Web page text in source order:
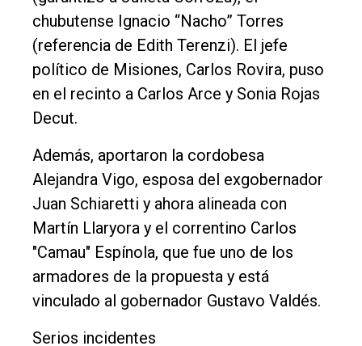
chubutense Ignacio “Nacho” Torres
(referencia de Edith Terenzi). El jefe
político de Misiones, Carlos Rovira, puso
en el recinto a Carlos Arce y Sonia Rojas
Decut.
Además, aportaron la cordobesa
Alejandra Vigo, esposa del exgobernador
Juan Schiaretti y ahora alineada con
Martín Llaryora y el correntino Carlos
"Camau" Espínola, que fue uno de los
armadores de la propuesta y está
vinculado al gobernador Gustavo Valdés.
Serios incidentes